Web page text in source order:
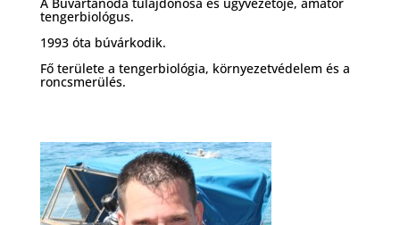
tengerbiológus.
1993 óta búvárkodik.
Fő területe a tengerbiológia, környezetvédelem és a
roncsmerülés.